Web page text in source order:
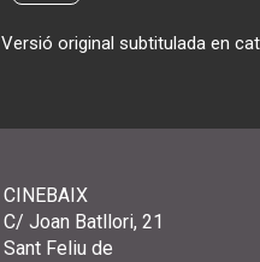
Versió original subtitulada en
CINEBAIX
C/ Joan Batllori, 21
Sant Feliu de